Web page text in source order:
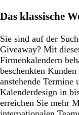
Das klassische
Sie sind auf der
Giveaway? Mit
Firmenkalendern
beschenkten
anstehende
Kalenderdesign in
erreichen Sie mehr